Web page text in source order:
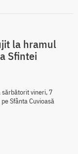
la hramul
Sfintei
sărbătorit vineri, 7
Sfânta Cuvioasă